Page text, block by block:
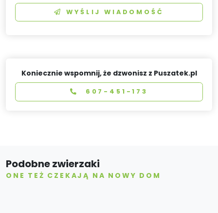
WYŚLIJ WIADOMOŚĆ
Koniecznie wspomnij, że dzwonisz z Puszatek.pl
607-451-173
Podobne zwierzaki
ONE TEŻ CZEKAJĄ NA NOWY DOM